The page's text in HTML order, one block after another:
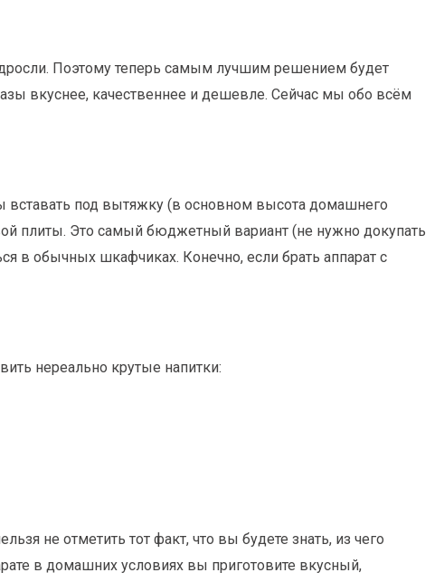
Поэтому теперь самым лучшим решением будет
вкуснее, качественнее и дешевле. Сейчас мы обо всём
под вытяжку (в основном высота домашнего
плиты. Это самый бюджетный вариант (не нужно докупать
в обычных шкафчиках. Конечно, если брать аппарат с
нереально крутые напитки:
не отметить тот факт, что вы будете знать, из чего
в домашних условиях вы приготовите вкусный,